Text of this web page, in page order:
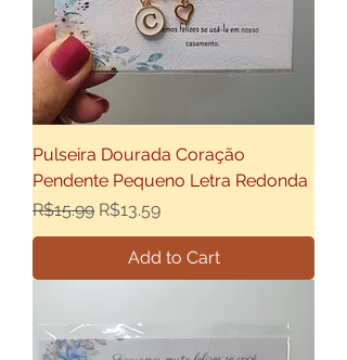
Pulseira Dourada Coração
Pendente Pequeno Letra Redonda
Regular Price
R$15.99 Sale Price
R$13.59
Add to Cart